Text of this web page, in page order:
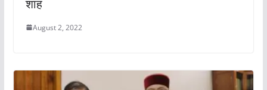
शाह
August 2, 2022